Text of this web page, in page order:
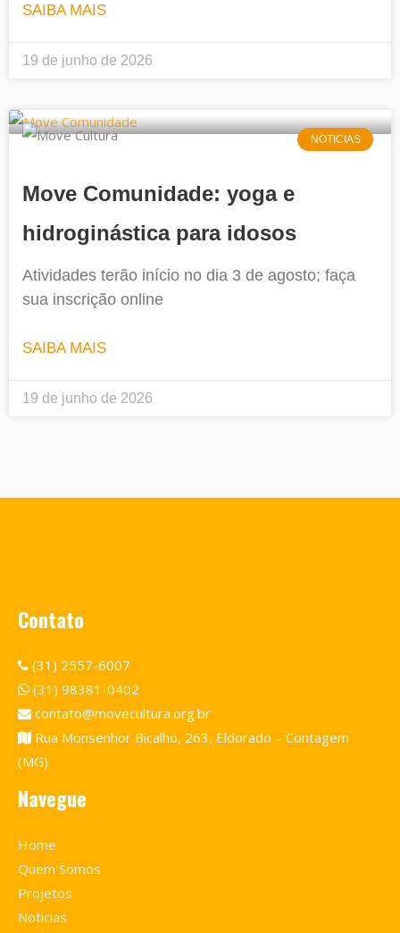
SAIBA MAIS
19 de junho de 2026
NOTICIAS
Move Comunidade: yoga e
hidroginástica para idosos
Atividades terão início no dia 3 de agosto; faça
sua inscrição online
SAIBA MAIS
19 de junho de 2026
Contato
(31) 2557-6007
(31) 98381-0402
contato@movecultura.org.br
Rua Monsenhor Bicalho, 263, Eldorado – Contagem
(MG)
Navegue
Home
Quem Somos
Projetos
Noticias